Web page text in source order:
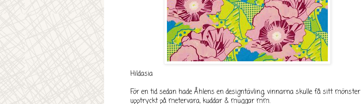
Hildasia
För en tid sedan hade Åhlens en designtävling, vinnarna skulle få sitt mönster
upptryckt på metervara, kuddar & muggar mm.